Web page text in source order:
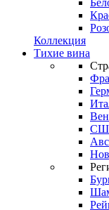
Коллекция
Тихие вина